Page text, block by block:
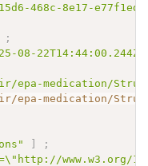
468c-8e17-
;
08-22T14:44:00.244Z"
epa-medication/
epa-medication/
;
www.w3.org/